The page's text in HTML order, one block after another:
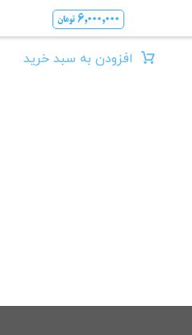
۶,۰۰۰,۰۰۰ تومان
افزودن به سبد خرید